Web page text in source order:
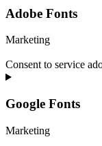
Adobe Fonts
Marketing
Consent to service
Google Fonts
Marketing